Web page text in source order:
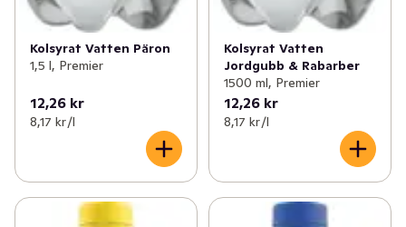
Kolsyrat Vatten Päron
1,5 l, Premier
12,26 kr
8,17 kr /l
Kolsyrat Vatten
Jordgubb & Rabarber
1500 ml, Premier
12,26 kr
8,17 kr /l